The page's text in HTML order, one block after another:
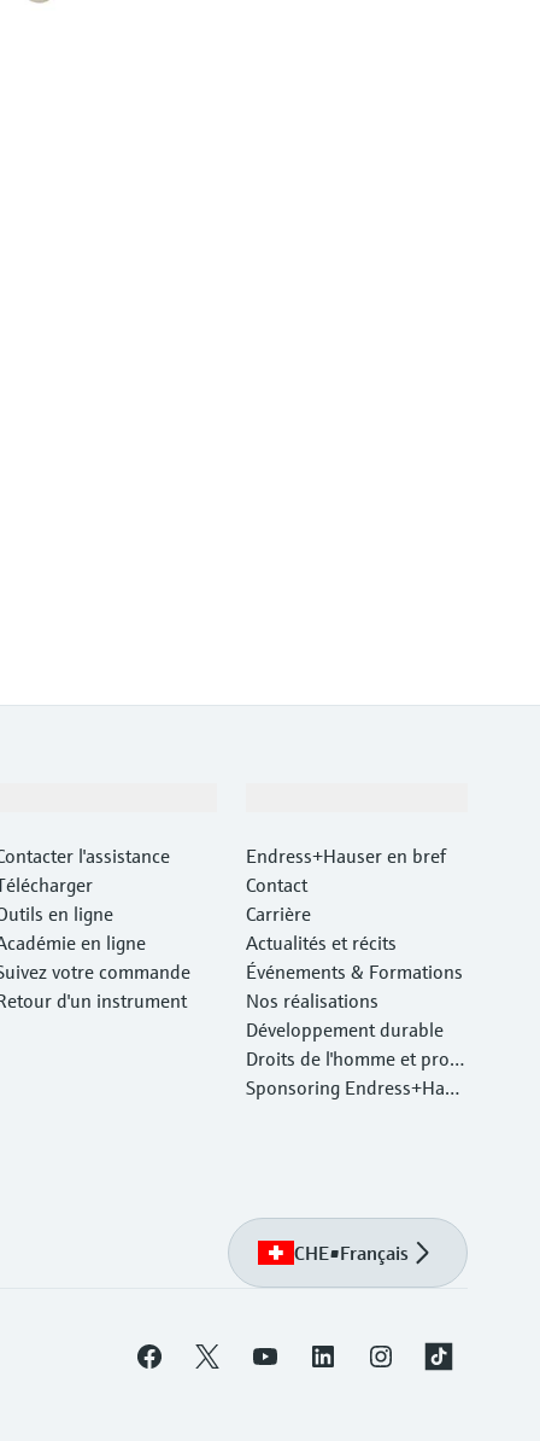
l'assistance
en ligne
en ligne
votre commande
d'un instrument
Endress+Hauser en bref
Contact
Carrière
Actualités et récits
Événements & Formations
Nos réalisations
Développement durable
Droits de l'homme et prote
ction de l'environnement
Sponsoring Endress+Haus
CHE•Français